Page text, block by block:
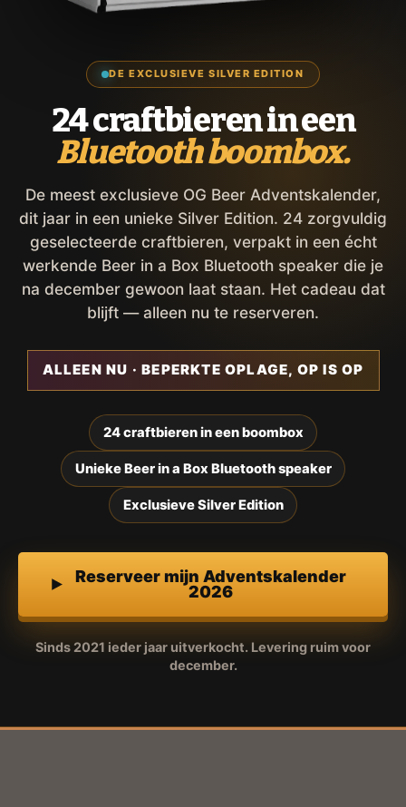
DE EXCLUSIEVE SILVER EDITION
24 craftbieren in een
Bluetooth boombox.
De meest exclusieve OG Beer Adventskalender,
dit jaar in een unieke Silver Edition. 24 zorgvuldig
geselecteerde craftbieren, verpakt in een écht
werkende Beer in a Box Bluetooth speaker die je
na december gewoon laat staan. Het cadeau dat
blijft — alleen nu te reserveren.
ALLEEN NU · BEPERKTE OPLAGE, OP IS OP
24 craftbieren in een boombox
Unieke Beer in a Box Bluetooth speaker
Exclusieve Silver Edition
Reserveer mijn Adventskalender
2026
Sinds 2021 ieder jaar uitverkocht. Levering ruim voor
december.